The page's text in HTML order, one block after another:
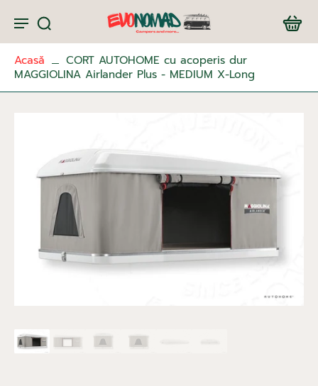
Acasă
CORT AUTOHOME cu acoperis dur
MAGGIOLINA Airlander Plus - MEDIUM X-Long